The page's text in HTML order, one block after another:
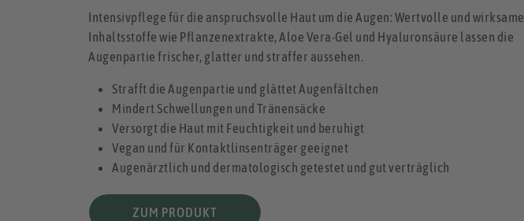
Intensivpflege für die anspruchsvolle Haut um die Augen: Wertvolle und wirksame
Inhaltsstoffe wie Pflanzenextrakte, Aloe Vera-Gel und Hyaluronsäure lassen die
Augenpartie frischer, glatter und straffer aussehen.
Strafft die Augenpartie und glättet Augenfältchen
Mindert Schwellungen und Tränensäcke
Versorgt die Haut mit Feuchtigkeit und beruhigt
Vegan und für Kontaktlinsenträger geeignet
Augenärztlich und dermatologisch getestet und gut verträglich
ZUM PRODUKT